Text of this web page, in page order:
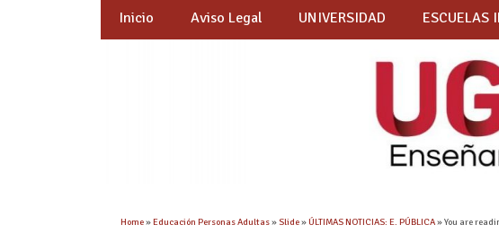
Inicio Aviso Legal UNIVERSIDAD ESCUELAS
Home»Educación Personas Adultas»Slide»ÚLTIMAS NOTICIAS: E. PÚBLICA» You are